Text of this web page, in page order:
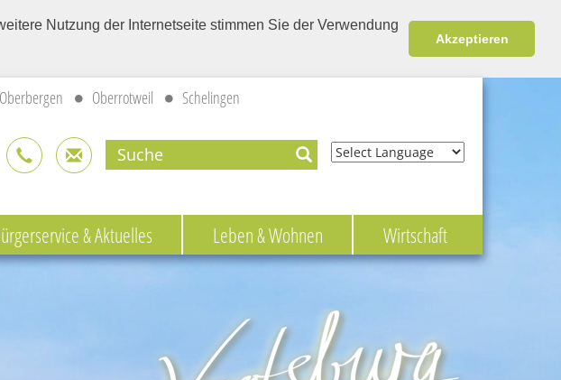
Nutzung der Internetseite stimmen Sie der Verwendung
Akzeptieren
Oberbergen Oberrotweil Schelingen
& Aktuelles Leben & Wohnen Wirtschaft